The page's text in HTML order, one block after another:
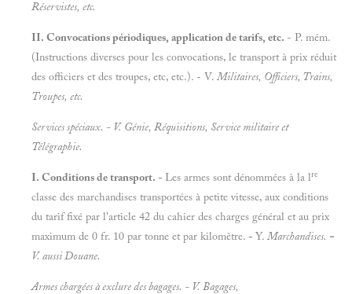
Réservistes, etc.
II. Convocations périodiques, application de tarifs, etc. - P. mém.
(Instructions diverses pour les convocations, le transport à prix réduit
des officiers et des troupes, etc, etc.). - V. Militaires, Officiers, Trains,
Troupes, etc.
Services spéciaux. - V. Génie, Réquisitions, Service militaire et
Télégraphie.
I. Conditions de transport. - Les armes sont dénommées à la lre
classe des marchandises transportées à petite vitesse, aux conditions
du tarif fixé par l'article 42 du cahier des charges général et au prix
maximum de 0 fr. 10 par tonne et par kilomètre. - Y. Marchandises. -
V. aussiDouane.
Armes chargées à exclure des bagages. - V.Bagages,